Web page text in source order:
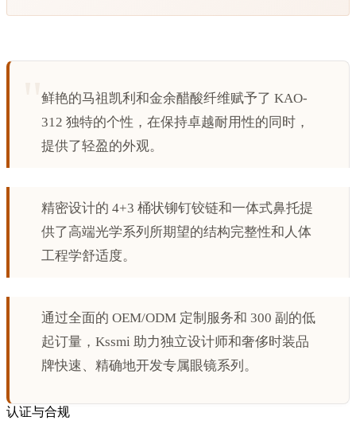
鲜艳的马祖凯利和金余醋酸纤维赋予了 KAO-
312 独特的个性，在保持卓越耐用性的同时，
提供了轻盈的外观。
精密设计的 4+3 桶状铆钉铰链和一体式鼻托提
供了高端光学系列所期望的结构完整性和人体
工程学舒适度。
通过全面的 OEM/ODM 定制服务和 300 副的低
起订量，Kssmi 助力独立设计师和奢侈时装品
牌快速、精确地开发专属眼镜系列。
认证与合规